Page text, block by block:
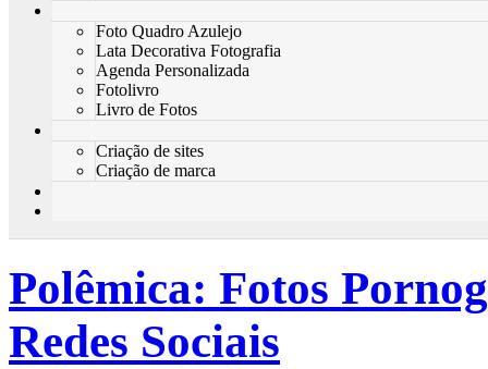
Foto Quadro Azulejo
Lata Decorativa Fotografia
Agenda Personalizada
Fotolivro
Livro de Fotos
Criação de sites
Criação de marca
Polêmica: Fotos
Redes Sociais